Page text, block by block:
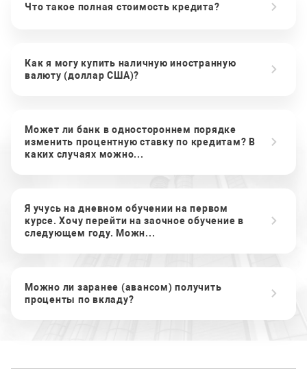
Что такое полная стоимость кредита?
Как я могу купить наличную иностранную
валюту (доллар США)?
Может ли банк в одностороннем порядке
изменить процентную ставку по кредитам? В
каких случаях можно...
Я учусь на дневном обучении на первом
курсе. Хочу перейти на заочное обучение в
следующем году. Можн...
Можно ли заранее (авансом) получить
проценты по вкладу?